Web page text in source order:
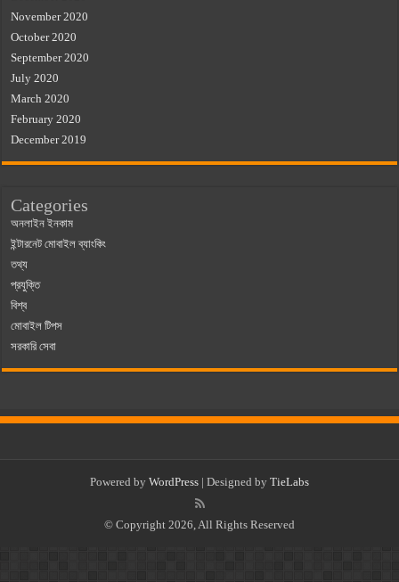
November 2020
October 2020
September 2020
July 2020
March 2020
February 2020
December 2019
Categories
অনলাইন ইনকাম
ইন্টারনেট মোবাইল ব্যাংকিং
তথ্য
প্রযুক্তি
বিশ্ব
মোবাইল টিপস
সরকারি সেবা
Powered by WordPress | Designed by TieLabs
© Copyright 2026, All Rights Reserved